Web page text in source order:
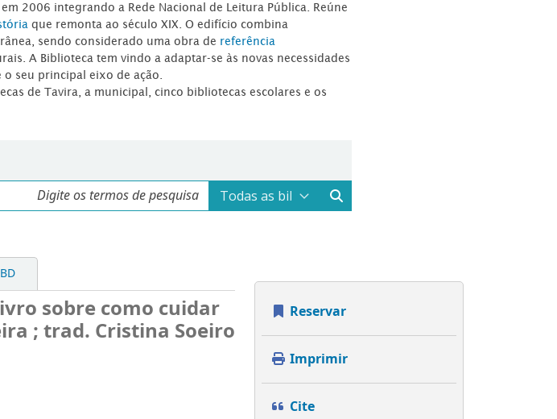
2006 integrando a Rede Nacional de Leitura Pública. Reúne
que remonta ao século XIX. O edifício combina
sendo considerado uma obra de referência
A Biblioteca tem vindo a adaptar-se às novas necessidades
seu principal eixo de ação.
de Tavira, a municipal, cinco bibliotecas escolares e os
sobre como cuidar
; trad. Cristina Soeiro
Reservar
Imprimir
Cite